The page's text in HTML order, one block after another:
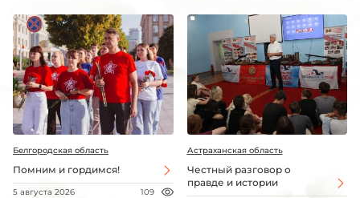
Белгородская область
Помним и гордимся!
5 августа 2026 109
Астраханская область
Честный разговор о
правде и истории